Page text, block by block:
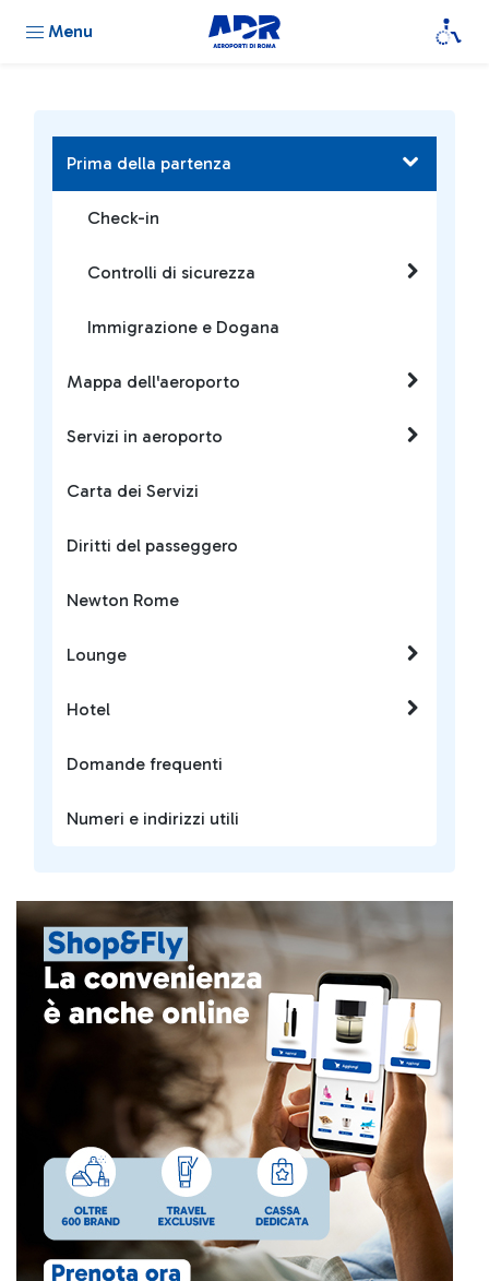
Menu
Prima della partenza
Check-in
Controlli di sicurezza
Immigrazione e Dogana
Mappa dell'aeroporto
Servizi in aeroporto
Carta dei Servizi
Diritti del passeggero
Newton Rome
Lounge
Hotel
Domande frequenti
Numeri e indirizzi utili